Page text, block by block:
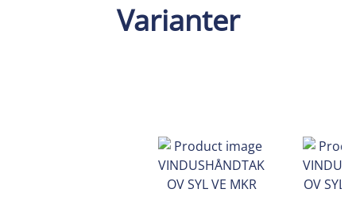
Varianter